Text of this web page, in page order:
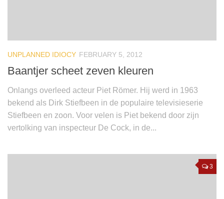
UNPLANNED IDIOCY FEBRUARY 5, 2012
Baantjer scheet zeven kleuren
Onlangs overleed acteur Piet Römer. Hij werd in 1963
bekend als Dirk Stiefbeen in de populaire televisieserie
Stiefbeen en zoon. Voor velen is Piet bekend door zijn
vertolking van inspecteur De Cock, in de...
3